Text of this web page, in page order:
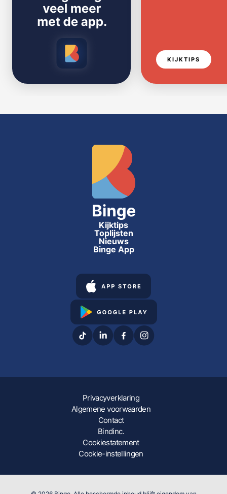
KIJKTIPS
Kijktips
Toplijsten
Nieuws
Binge App
Privacyverklaring
Algemene voorwaarden
Contact
Bindinc.
Cookiestatement
Cookie-instellingen